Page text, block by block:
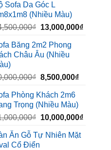
là:
13,500,000₫.
Sofa Da Góc L
(Nhiều Màu)
₫ Giá
là:
14,500,000₫.
13,000,000₫Giá
Băng 2m2 Phong
Châu Âu (Nhiều
₫ Giá
là:
10,000,000₫.
8,500,000₫Giá
là:
Phòng Khách 2m6
Trọng (Nhiều Màu)
₫ Giá
là:
10,000,000₫Giá
Ăn Gỗ Tự Nhiên Mặt
Cổ Điển